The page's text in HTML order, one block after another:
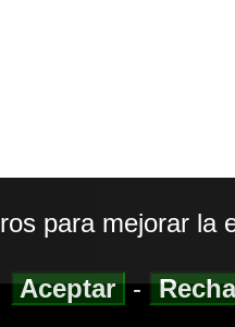
para mejorar
Aceptar-